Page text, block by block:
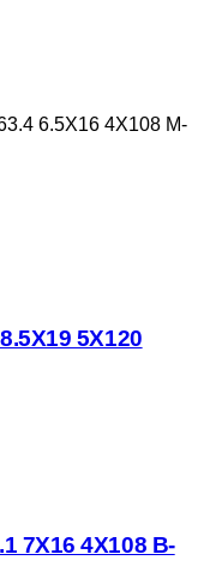
6.5X16 4X108 M-
5X120
7Χ16 4Χ108 Β-